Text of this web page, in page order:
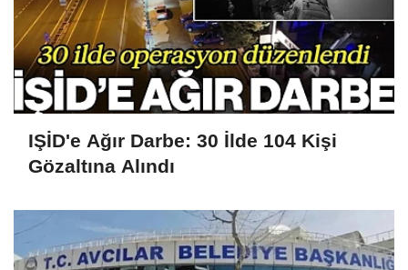
IŞİD'e Ağır Darbe: 30 İlde 104 Kişi
Gözaltına Alındı